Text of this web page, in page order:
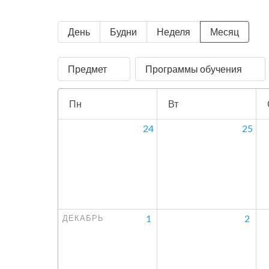
День Будни Неделя Месяц
Предмет Программы обучения
Пн Вт
24 25
ДЕКАБРЬ 1 2